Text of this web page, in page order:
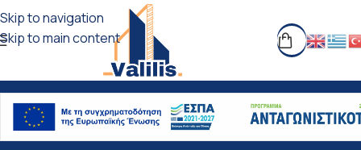
Skip to navigation
Skip to main content